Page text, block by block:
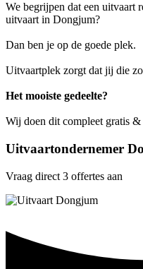
We begrijpen dat een uitvaart
uitvaart in Dongjum?
Dan ben je op de goede plek.
Uitvaartplek zorgt dat jij die
Het mooiste gedeelte?
Wij doen dit compleet gratis
Uitvaartondernemer
Vraag direct 3 offertes aan